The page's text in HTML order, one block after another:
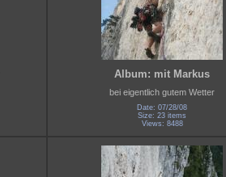
Album: mit Markus
bei eigentlich gutem Wetter
Date: 07/28/08
Size: 23 items
Views: 8488